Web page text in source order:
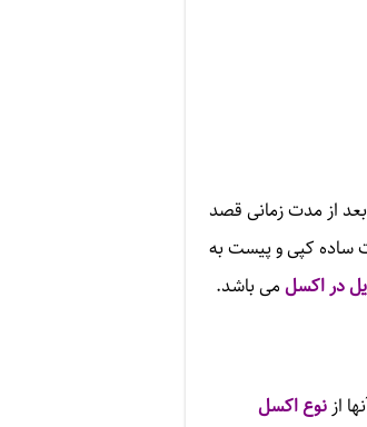
از مدت زمانی قصد
ساده کپی و پیست به
در اکسلمی باشد.
ازنوع اکسل